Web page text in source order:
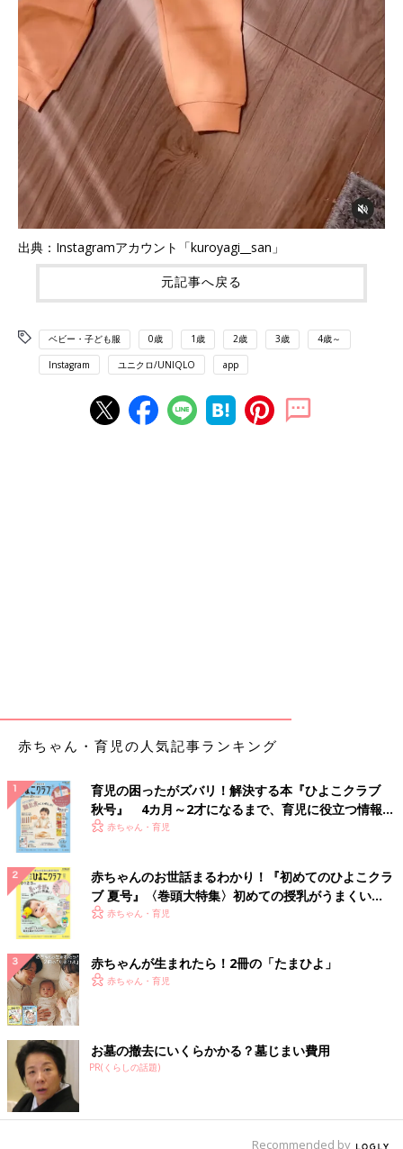
出典：Instagramアカウント「kuroyagi__san」
元記事へ戻る
ベビー・子ども服 0歳 1歳 2歳 3歳 4歳～
Instagram ユニクロ/UNIQLO app
赤ちゃん・育児の人気記事ランキング
育児の困ったがズバリ！解決する本『ひよこクラブ
秋号』 4カ月～2才になるまで、育児に役立つ情報が
いっぱい！
赤ちゃん・育児
赤ちゃんのお世話まるわかり！『初めてのひよこクラ
ブ 夏号』〈巻頭大特集〉初めての授乳がうまくい
く！ おっぱい・ミルクの基本と夏のトラブル 解決テ
赤ちゃん・育児
赤ちゃんが生まれたら！2冊の「たまひよ」
赤ちゃん・育児
お墓の撤去にいくらかかる？墓じまい費用
PR(くらしの話題)
Recommended by